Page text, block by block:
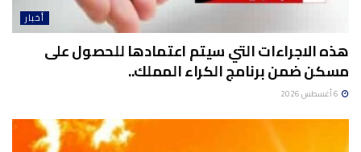
أخبار
هذه الاجراءات التي سيتم اعتمادها للحصول على
مسكن ضمن برنامج الكراء المملك..